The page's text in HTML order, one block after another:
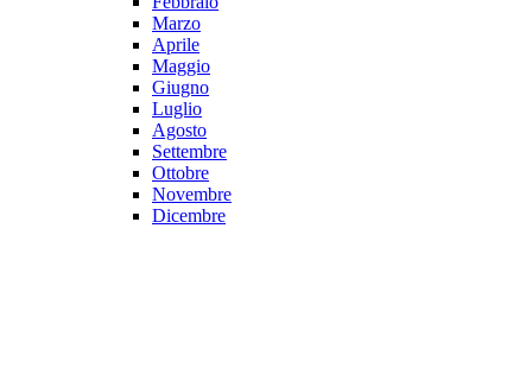
Marzo
Aprile
Maggio
Giugno
Luglio
Agosto
Settembre
Ottobre
Novembre
Dicembre